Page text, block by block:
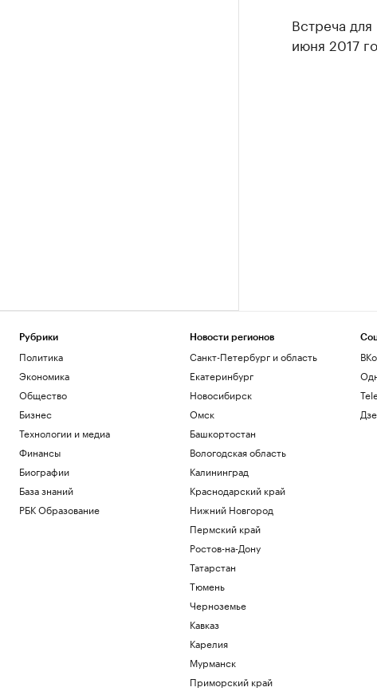
Встреча
июня 2017
Рубрики
Политика
Экономика
Общество
Бизнес
Технологии и медиа
Финансы
Биографии
База знаний
РБК Образование
Новости регионов
Санкт-Петербург и область
Екатеринбург
Новосибирск
Омск
Башкортостан
Вологодская область
Калининград
Краснодарский край
Нижний Новгород
Пермский край
Ростов-на-Дону
Татарстан
Тюмень
Черноземье
Кавказ
Карелия
Мурманск
Приморский край